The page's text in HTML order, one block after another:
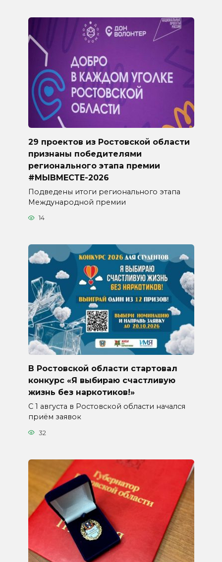
29 проектов из Ростовской области
признаны победителями
регионального этапа премии
#МЫВМЕСТЕ-2026
Подведены итоги регионального этапа
Международной премии
14
В Ростовской области стартовал
конкурс «Я выбираю счастливую
жизнь без наркотиков!»
С 1 августа в Ростовской области начался
приём заявок
32